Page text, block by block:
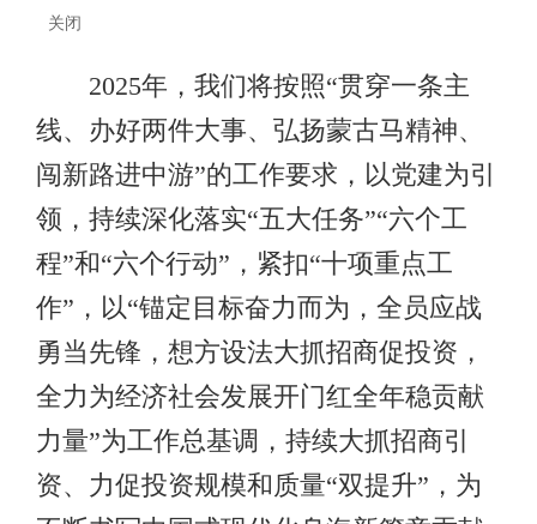
关闭
2025年，我们将按照“贯穿一条主
线、办好两件大事、弘扬蒙古马精神、
闯新路进中游”的工作要求，以党建为引
领，持续深化落实“五大任务”“六个工
程”和“六个行动”，紧扣“十项重点工
作”，以“锚定目标奋力而为，全员应战
勇当先锋，想方设法大抓招商促投资，
全力为经济社会发展开门红全年稳贡献
力量”为工作总基调，持续大抓招商引
资、力促投资规模和质量“双提升”，为